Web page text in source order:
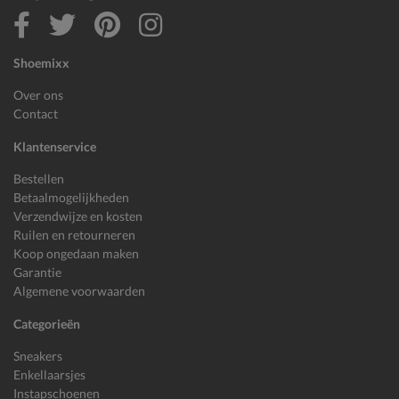
Shoemixx
Over ons
Contact
Klantenservice
Bestellen
Betaalmogelijkheden
Verzendwijze en kosten
Ruilen en retourneren
Koop ongedaan maken
Garantie
Algemene voorwaarden
Categorieën
Sneakers
Enkellaarsjes
Instapschoenen